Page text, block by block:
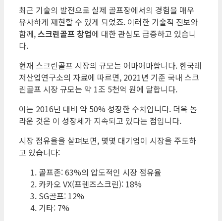
최근 기술의 발전으로 실제 골프장에서의 경험을 매우
유사하게 재현할 수 있게 되었죠. 이러한 기술적 진보와
함께,스크린골프 창업에 대한 관심도 급증하고 있습니
다.
현재 스크린골프 시장의 규모는 어마어마합니다. 한국레
저산업연구소의 자료에 따르면, 2021년 기준 국내 스크
린골프 시장 규모는 약 1조 5천억 원에 달합니다.
이는 2016년 대비 약 50% 성장한 수치입니다. 더욱 놀
라운 것은 이 성장세가 지속되고 있다는 점입니다.
시장 점유율을 살펴보면, 몇몇 대기업이 시장을 주도하
고 있습니다:
골프존: 63%의 압도적인 시장 점유율
카카오 VX(프렌즈스크린): 18%
SG골프: 12%
기타: 7%